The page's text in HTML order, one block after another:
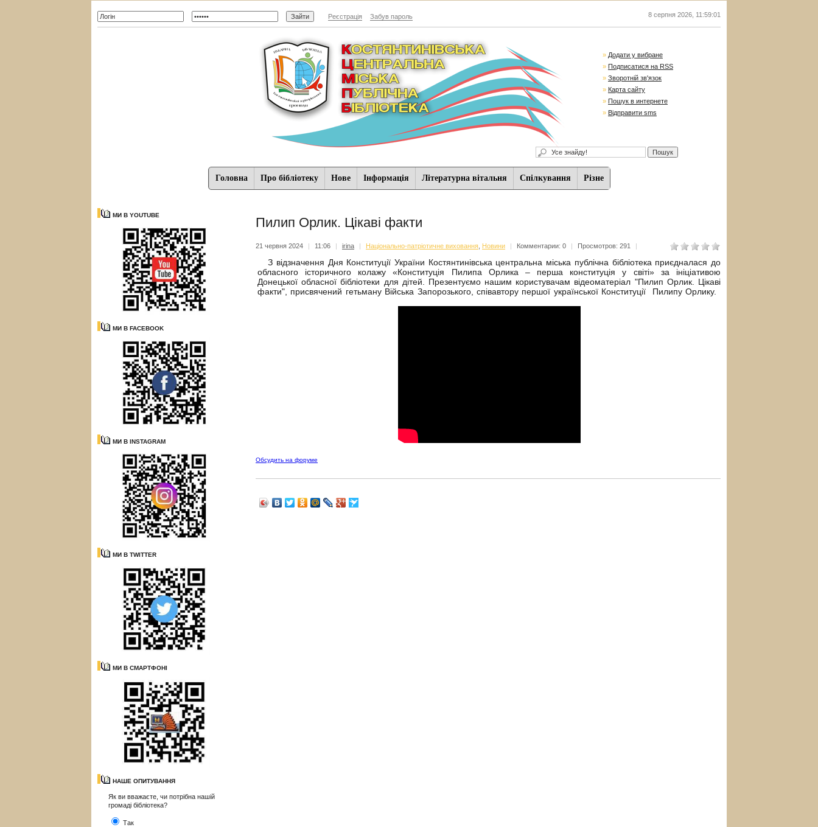
Реєстрація Забув пароль 8 серпня 2026 11:59:02
» Додати у вибране
» Подписатися на RSS
» Зворотній зв'язок
» Карта сайту
» Пошук в интернете
» Відправити sms
Головна Про бібліотеку Нове Iнформацiя Літературна вітальня Спiлкування Різне
МИ В YOUTUBE
МИ В FACEBOOK
МИ В INSTAGRAM
МИ В TWITTER
МИ В СМАРТФОНІ
НАШЕ ОПИТУВАННЯ
Як ви вважаєте, чи потрібна нашій
громаді бібліотека?
Так
Пилип Орлик. Цікаві факти
21 червня 2024 | 11:06 | irina | Національно-патріотичне виховання Новини | Комментарии: 0 | Просмотров: 291 |
З відзначення Дня Конституції України Костянтинівська центральна міська публічна бібліотека приєдналася до
обласного історичного колажу «Конституція Пилипа Орлика – перша конституція у світі» за ініціативою
Донецької обласної бібліотеки для дітей. Презентуємо нашим користувачам відеоматеріал "Пилип Орлик. Цікаві
факти", присвячений гетьману Війська Запорозького, співавтору першої української Конституції Пилипу Орлику.
Обсудить на форуме